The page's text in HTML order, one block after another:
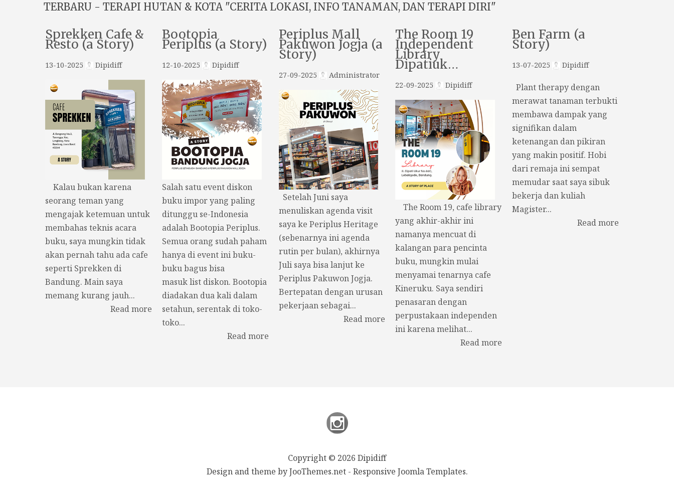
TERBARU - TERAPI HUTAN & KOTA "CERITA LOKASI, INFO TANAMAN, DAN TERAPI DIRI"
Sprekken Cafe &
Resto (a Story)
13-10-2025 Dipidiff
Kalau bukan karena
seorang teman yang
mengajak ketemuan untuk
membahas teknis acara
buku, saya mungkin tidak
akan pernah tahu ada cafe
seperti Sprekken di
Bandung. Main saya
memang kurang jauh...
Read more
Bootopia
Periplus (a Story)
12-10-2025 Dipidiff
Salah satu event diskon
buku impor yang paling
ditunggu se-Indonesia
adalah Bootopia Periplus.
Semua orang sudah paham
hanya di event ini buku-
buku bagus bisa
masuk list diskon. Bootopia
diadakan dua kali dalam
setahun, serentak di toko-
toko...
Read more
Periplus Mall
Pakuwon Jogja (a
Story)
27-09-2025 Administrator
Setelah Juni saya
menuliskan agenda visit
saya ke Periplus Heritage
(sebenarnya ini agenda
rutin per bulan), akhirnya
Juli saya bisa lanjut ke
Periplus Pakuwon Jogja.
Bertepatan dengan urusan
pekerjaan sebagai...
Read more
The Room 19
Independent
Library
Dipatiuk…
22-09-2025 Dipidiff
The Room 19, cafe library
yang akhir-akhir ini
namanya mencuat di
kalangan para pencinta
buku, mungkin mulai
menyamai tenarnya cafe
Kineruku. Saya sendiri
penasaran dengan
perpustakaan independen
ini karena melihat...
Read more
Ben Farm (a
Story)
13-07-2025 Dipidiff
Plant therapy dengan
merawat tanaman terbukti
membawa dampak yang
signifikan dalam
ketenangan dan pikiran
yang makin positif. Hobi
dari remaja ini sempat
memudar saat saya sibuk
bekerja dan kuliah
Magister...
Read more
Copyright © 2026 Dipidiff
Design and theme by JooThemes.net - Responsive Joomla Templates.